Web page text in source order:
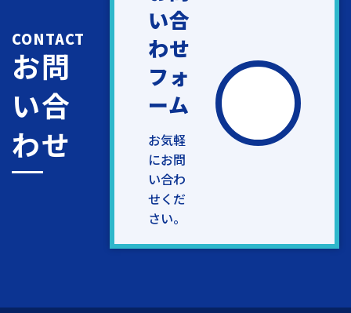
CONTACT
お問
い合
わせ
い合
わせ
フォ
ーム
お気軽
にお問
い合わ
せくだ
さい。